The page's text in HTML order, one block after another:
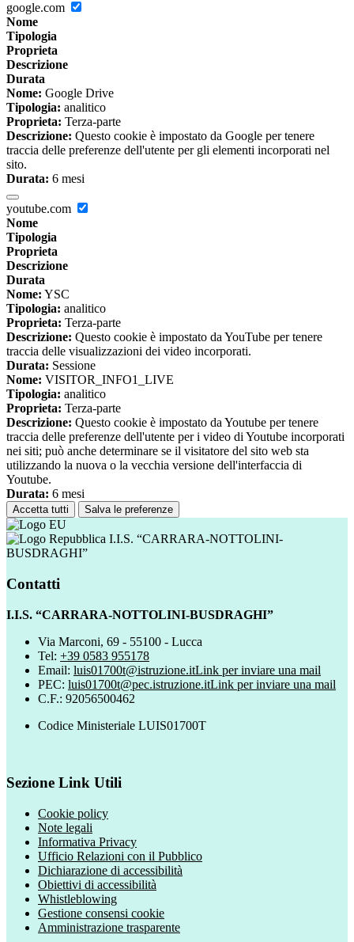
google.com
Nome
Tipologia
Proprieta
Descrizione
Durata
Nome: Google Drive
Tipologia: analitico
Proprieta: Terza-parte
Descrizione: Questo cookie è impostato da Google per tenere
traccia delle preferenze dell'utente per gli elementi incorporati nel
sito.
Durata: 6 mesi
youtube.com
Nome
Tipologia
Proprieta
Descrizione
Durata
Nome: YSC
Tipologia: analitico
Proprieta: Terza-parte
Descrizione: Questo cookie è impostato da YouTube per tenere
traccia delle visualizzazioni dei video incorporati.
Durata: Sessione
Nome: VISITOR_INFO1_LIVE
Tipologia: analitico
Proprieta: Terza-parte
Descrizione: Questo cookie è impostato da Youtube per tenere
traccia delle preferenze dell'utente per i video di Youtube incorporati
nei siti; può anche determinare se il visitatore del sito web sta
utilizzando la nuova o la vecchia versione dell'interfaccia di
Youtube.
Durata: 6 mesi
Accetta tutti Salva le preferenze
I.I.S. “CARRARA-NOTTOLINI-
BUSDRAGHI”
Contatti
I.I.S. “CARRARA-NOTTOLINI-BUSDRAGHI”
Via Marconi, 69 - 55100 - Lucca
Tel: +39 0583 955178
Email: luis01700t@istruzione.itLink per inviare una mail
PEC: luis01700t@pec.istruzione.itLink per inviare una mail
C.F.: 92056500462
Codice Ministeriale LUIS01700T
Sezione Link Utili
Cookie policy
Note legali
Informativa Privacy
Ufficio Relazioni con il Pubblico
Dichiarazione di accessibilità
Obiettivi di accessibilità
Whistleblowing
Gestione consensi cookie
Amministrazione trasparente